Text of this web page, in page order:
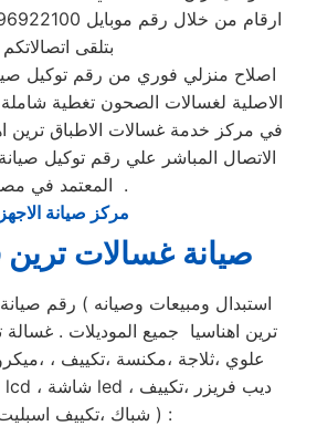
بتلقى اتصالاتكم
اصلاح منزلي فوري من رقم توكيل
الاصلية لغسالات الصحون تغطية
في مركز خدمة غسالات الاطباق ترين
الاتصال المباشر علي رقم توكيل
المعتمد في مصر .
مركز صيانة
صيانة غسالات ترين
رقم صيانة غسالات
ترين اهناسيا جميع الموديلات .
علوي ،ثلاجة ،مكنسة ،تكييف ،
شباك ،تكييف اسبليت ، دراير ) :